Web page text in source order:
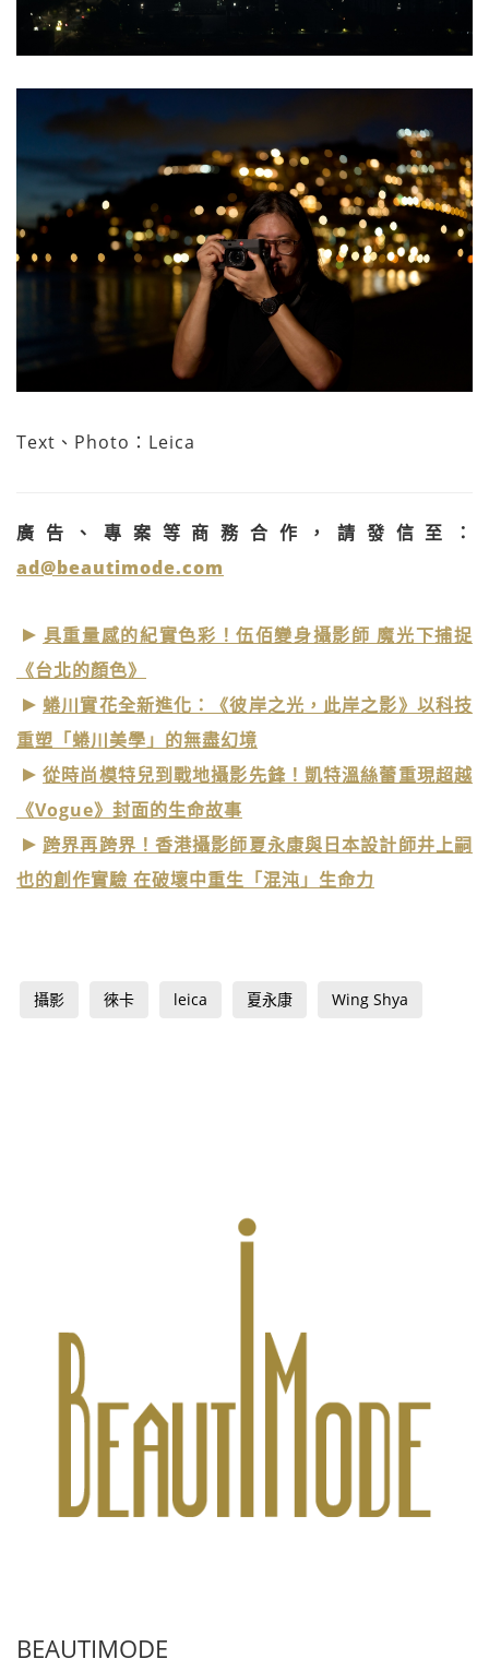
Text、Photo：Leica
廣告、專案等商務合作，請發信至：
ad@beautimode.com
具重量感的紀實色彩！伍佰變身攝影師 魔光下捕捉
《台北的顏色》
蜷川實花全新進化：《彼岸之光，此岸之影》以科技
重塑「蜷川美學」的無盡幻境
從時尚模特兒到戰地攝影先鋒！凱特溫絲蕾重現超越
《Vogue》封面的生命故事
跨界再跨界！香港攝影師夏永康與日本設計師井上嗣
也的創作實驗 在破壞中重生「混沌」生命力
攝影 徠卡 leica 夏永康 Wing Shya
BEAUTIMODE